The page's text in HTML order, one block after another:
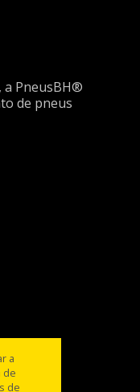
a PneusBH®
de pneus
a
de
de